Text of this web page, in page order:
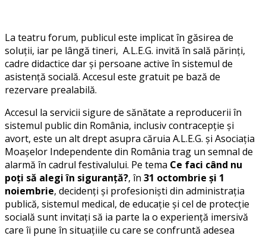
La teatru forum, publicul este implicat în găsirea de
soluții, iar pe lângă tineri, A.L.E.G. invită în sală părinți,
cadre didactice dar și persoane active în sistemul de
asistență socială. Accesul este gratuit pe bază de
rezervare prealabilă.
Accesul la servicii sigure de sănătate a reproducerii în
sistemul public din România, inclusiv contracepție și
avort, este un alt drept asupra căruia A.L.E.G. și Asociația
Moașelor Independente din România trag un semnal de
alarmă în cadrul festivalului. Pe tema Ce faci când nu
poți să alegi în siguranță?, în 31 octombrie și 1
noiembrie, decidenți și profesioniști din administrația
publică, sistemul medical, de educație și cel de protecție
socială sunt invitați să ia parte la o experiență imersivă
care îi pune în situațiile cu care se confruntă adesea